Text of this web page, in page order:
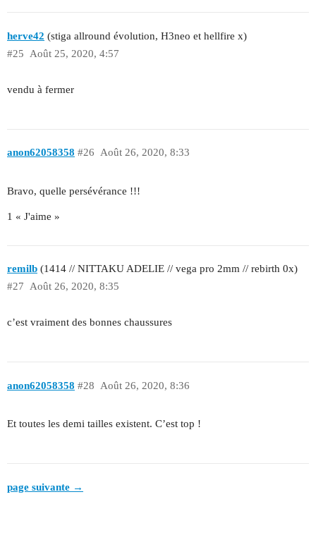
herve42 (stiga allround évolution, H3neo et hellfire x)
Août 25, 2020, 4:57
#25
vendu à fermer
anon62058358 Août 26, 2020, 8:33
#26
Bravo, quelle persévérance !!!
1 « J'aime »
remilb (1414 // NITTAKU ADELIE // vega pro 2mm // rebirth 0x)
Août 26, 2020, 8:35
#27
c’est vraiment des bonnes chaussures
anon62058358 Août 26, 2020, 8:36
#28
Et toutes les demi tailles existent. C’est top !
page suivante →